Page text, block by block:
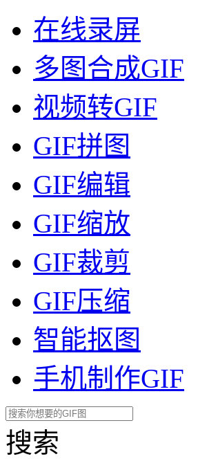
在线录屏
多图合成GIF
视频转GIF
GIF拼图
GIF编辑
GIF缩放
GIF裁剪
GIF压缩
智能抠图
手机制作GIF
搜索